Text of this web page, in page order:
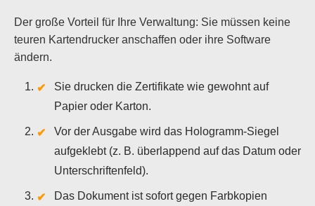
Der große Vorteil für Ihre Verwaltung: Sie müssen keine
teuren Kartendrucker anschaffen oder ihre Software
ändern.
Sie drucken die Zertifikate wie gewohnt auf
Papier oder Karton.
Vor der Ausgabe wird das Hologramm-Siegel
aufgeklebt (z. B. überlappend auf das Datum oder
Unterschriftenfeld).
Das Dokument ist sofort gegen Farbkopien